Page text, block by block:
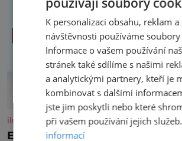
iluxus.cz
Emirates a South African
K personalizaci obsahu, reklam a
návštěvnosti používáme
Informace o vašem používání
stránek také sdílíme s našimi
a analytickými partnery, kteří je
kombinovat s dalšími
jste jim poskytli nebo které
při vašem používání jejich
informací